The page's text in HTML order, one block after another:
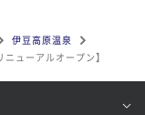
伊豆高原温泉
ューアルオープン】